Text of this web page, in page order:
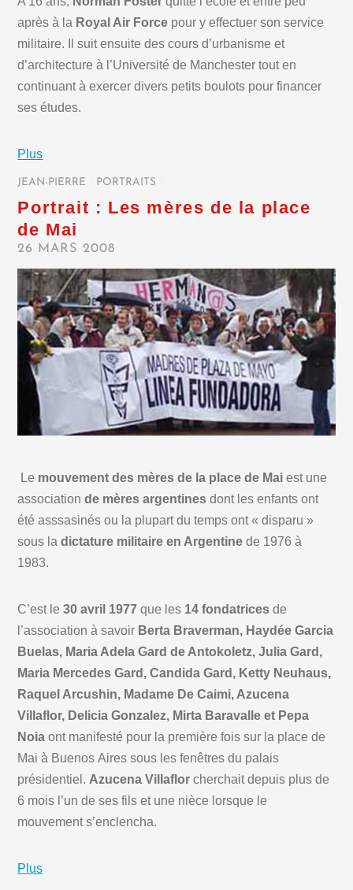
après à la Royal Air Force pour y effectuer son service
militaire. Il suit ensuite des cours d’urbanisme et
d’architecture à l’Université de Manchester tout en
continuant à exercer divers petits boulots pour financer
ses études.
Plus
JEAN-PIERRE PORTRAITS
Portrait : Les mères de la place
de Mai
26 MARS 2008
Le mouvement des mères de la place de Mai est une
associationde mères argentines dont les enfants ont
été asssasinés ou la plupart du temps ont « disparu »
sous ladictature militaire en Argentine de 1976 à
1983.
C’est le30 avril 1977 que les 14 fondatrices de
l’association à savoir Berta Braverman, Haydée Garcia
Buelas, Maria Adela Gard de Antokoletz, Julia Gard,
Maria Mercedes Gard, Candida Gard, Ketty Neuhaus,
Raquel Arcushin, Madame De Caimi, Azucena
Villaflor, Delicia Gonzalez, Mirta Baravalle et Pepa
Noia ont manifesté pour la première fois sur la place de
Mai à Buenos Aires sous les fenêtres du palais
présidentiel. Azucena Villaflor cherchait depuis plus de
6 mois l’un de ses fils et une nièce lorsque le
mouvement s’enclencha.
Plus